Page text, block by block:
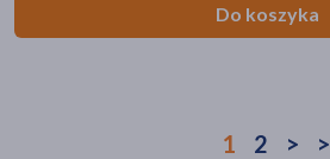
Do koszyka
1 2 >